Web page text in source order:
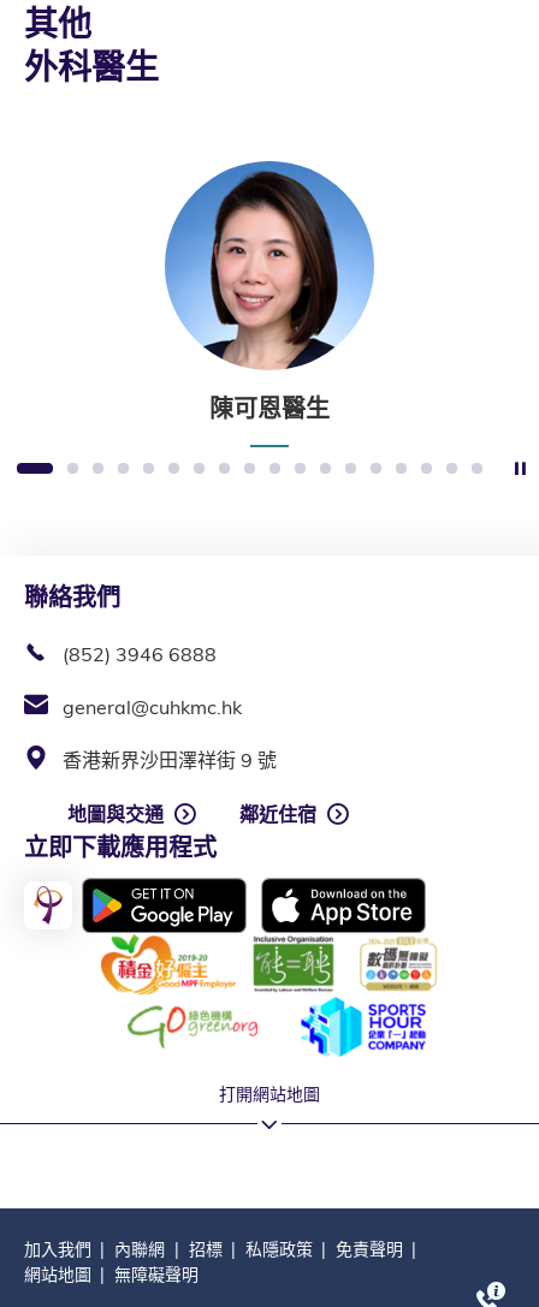
其他
外科醫生
陳可恩醫生
1 2 3 4 5 6 7 8 9 10 11 12 13 14 15 16 17 18
聯絡我們
(852) 3946 6888
general@cuhkmc.hk
香港新界沙田澤祥街 9 號
地圖與交通 鄰近住宿
立即下載應用程式
打開網站地圖
加入我們 內聯網 招標 私隱政策
免責聲明
網站地圖
無障礙聲明